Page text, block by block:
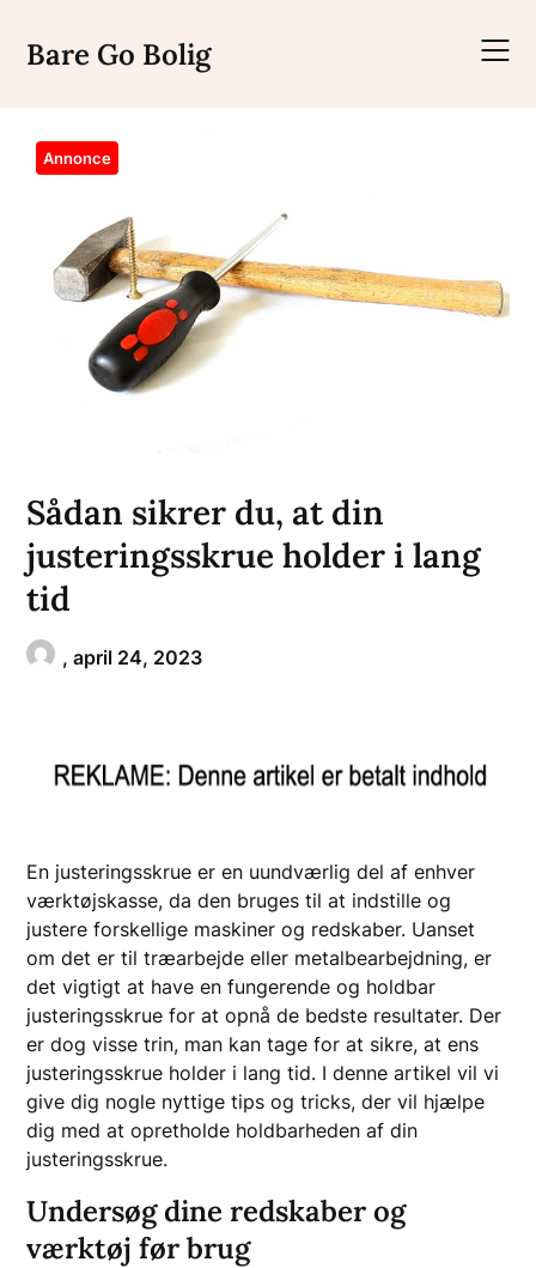
content
Bare Go Bolig
Annonce
Sådan sikrer du, at din
justeringsskrue holder i lang
tid
,april 24, 2023
En justeringsskrue er en uundværlig del af enhver
værktøjskasse, da den bruges til at indstille og
justere forskellige maskiner og redskaber. Uanset
om det er til træarbejde eller metalbearbejdning, er
det vigtigt at have en fungerende og holdbar
justeringsskrue for at opnå de bedste resultater. Der
er dog visse trin, man kan tage for at sikre, at ens
justeringsskrue holder i lang tid. I denne artikel vil vi
give dig nogle nyttige tips og tricks, der vil hjælpe
dig med at opretholde holdbarheden af din
justeringsskrue.
Undersøg dine redskaber og
værktøj før brug